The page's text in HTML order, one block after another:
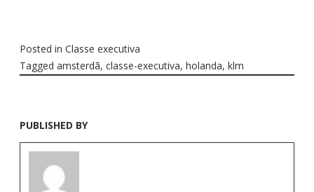
Posted in Classe executiva
Tagged amsterdã, classe-executiva, holanda, klm
PUBLISHED BY